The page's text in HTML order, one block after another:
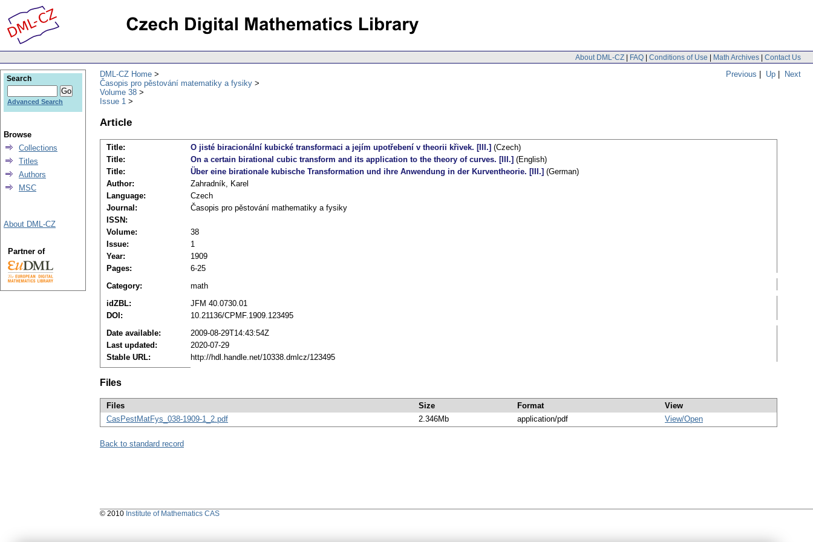
About DML-CZ | FAQ | Conditions of Use | Math Archives | Contact Us
Previous | Up | Next
DML-CZ Home
Časopis pro pěstování matematiky a fysiky
Volume 38
Issue 1
Article
Title: O jisté biracionální kubické transformaci a jejím upotřebení v theorii křivek. [III.] (Czech)
Title:
On a certain birational cubic transform and its application to the theory of curves. [III.] (English)
Title:
Über eine birationale kubische Transformation und ihre Anwendung in der Kurventheorie. [III.] (German)
Author:
Zahradník, Karel
Language:
Czech
Journal:
Časopis pro pěstování mathematiky a fysiky
ISSN:
Volume:
38
Issue:
1
Year:
1909
Pages:
6-25
Category:
math
idZBL:
JFM 40.0730.01
DOI:
10.21136/CPMF.1909.123495
Date available:
2009-08-29T14:43:54Z
Last updated:
2020-07-29
Stable URL:
http://hdl.handle.net/10338.dmlcz/123495
Files
Files Size Format
View
CasPestMatFys_038-1909-1_2.pdf
2.346Mb application/pdf View/Open
Back to standard record
Search
Advanced Search
Browse
Collections
Titles
Authors
MSC
About DML-CZ
Partner of
© 2010 Institute of Mathematics CAS